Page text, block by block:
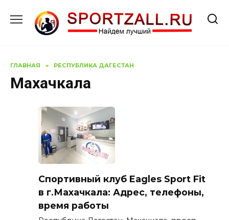
содержанию
ГЛАВНАЯ » РЕСПУБЛИКА ДАГЕСТАН
Махачкала
Спортивный клуб Eagles Sport Fit
в г.Махачкала: Адрес, телефоны,
время работы